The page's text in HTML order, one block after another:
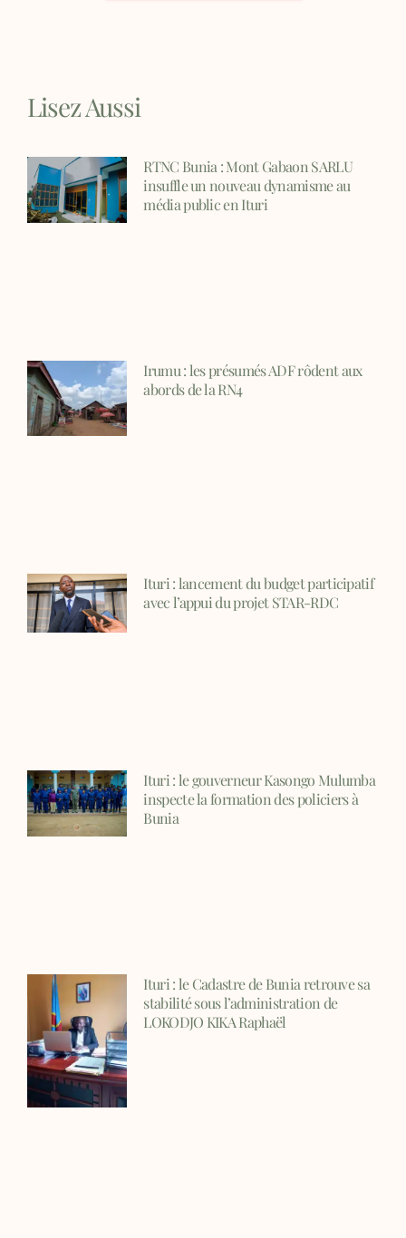
Lisez Aussi
RTNC Bunia : Mont Gabaon SARLU
insuffle un nouveau dynamisme au
média public en Ituri
Irumu : les présumés ADF rôdent aux
abords de la RN4
Ituri : lancement du budget participatif
avec l’appui du projet STAR-RDC
Ituri : le gouverneur Kasongo Mulumba
inspecte la formation des policiers à
Bunia
Ituri : le Cadastre de Bunia retrouve sa
stabilité sous l’administration de
LOKODJO KIKA Raphaël